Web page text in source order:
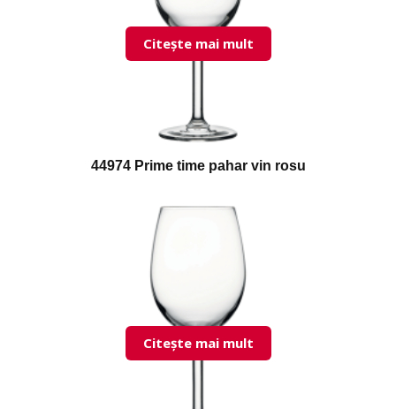
44974 Prime time pahar vin rosu
Citește mai mult
Citește mai mult